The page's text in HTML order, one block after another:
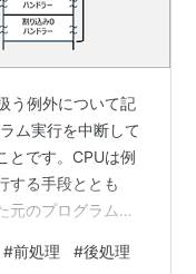
う例外について記
ム実行を中断して
とです。CPUは例
する手段ととも
元のプログラムに
ブル 前処理と後
#前処理 #後処理